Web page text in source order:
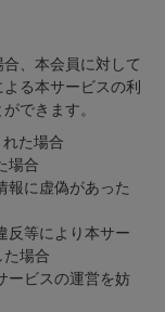
、本会員に対して
る本サービスの利
できます。
た場合
場合
報に虚偽があった
反等により本サー
た場合
ービスの運営を妨